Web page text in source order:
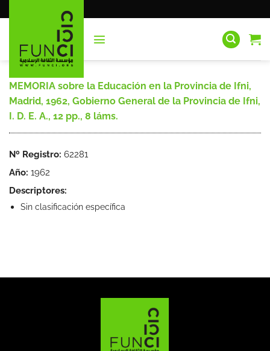
al
MEMORIA sobre la Educación en la Provincia de Ifni,
Madrid, 1962, Gobierno General de la Provincia de Ifni,
I. D. E. A., 12 pp., 8 láms.
Nº Registro: 62281
Año: 1962
Descriptores:
Sin clasificación específica